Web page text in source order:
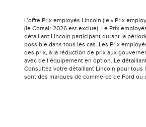
L’offre Prix employés Lincoln (le « Prix
(le Corsair 2026 est exclue). Le Prix
détaillant Lincoln participant durant la
possible dans tous les cas. Les Prix
des prix, à la réduction de prix aux
avec de l’équipement en option. Le
Consultez votre détaillant Lincoln pour tous
sont des marques de commerce de Ford ou